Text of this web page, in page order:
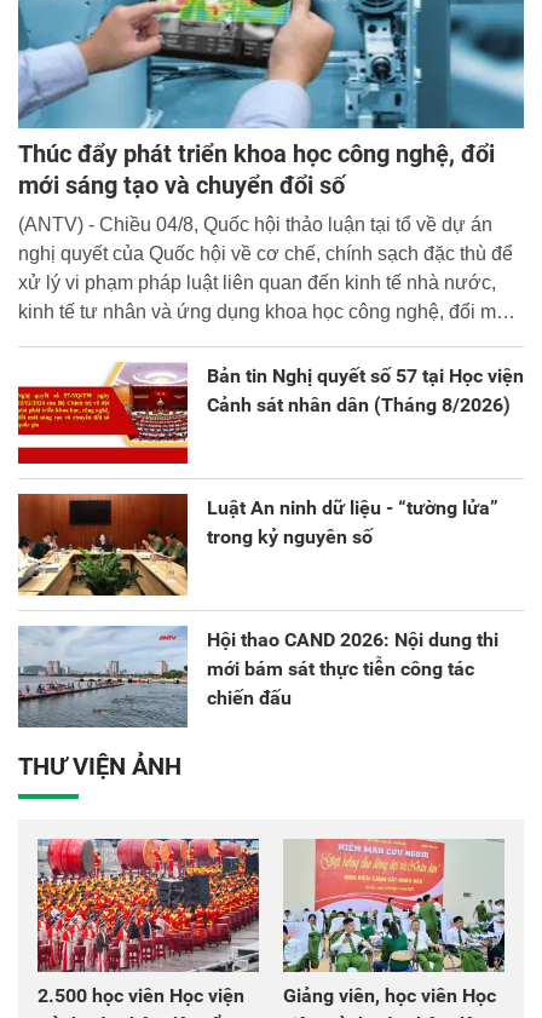
Thúc đẩy phát triển khoa học công nghệ, đổi
mới sáng tạo và chuyển đổi số
(ANTV) - Chiều 04/8, Quốc hội thảo luận tại tổ về dự án
nghị quyết của Quốc hội về cơ chế, chính sạch đặc thù để
xử lý vi phạm pháp luật liên quan đến kinh tế nhà nước,
kinh tế tư nhân và ứng dụng khoa học công nghệ, đổi mới
Bản tin Nghị quyết số 57 tại Học viện
Cảnh sát nhân dân (Tháng 8/2026)
Luật An ninh dữ liệu - “tường lửa”
trong kỷ nguyên số
Hội thao CAND 2026: Nội dung thi
mới bám sát thực tiễn công tác
chiến đấu
THƯ VIỆN ẢNH
2.500 học viên Học viện
Giảng viên, học viên Học